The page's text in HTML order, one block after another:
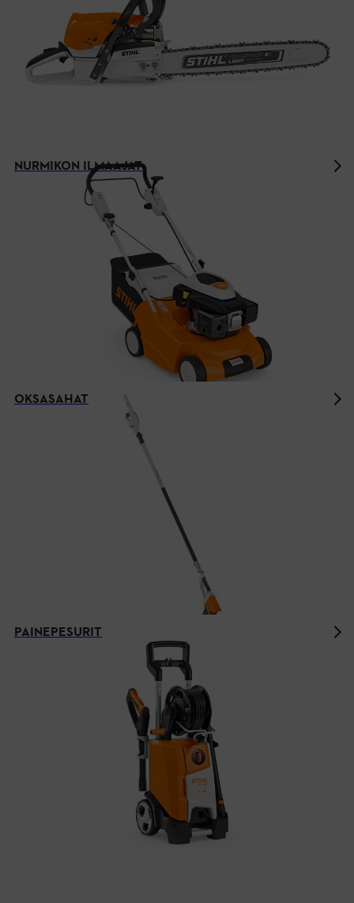
NURMIKON ILMAAJAT
OKSASAHAT
PAINEPESURIT
STIHLin akkutekniikka AK-
AK-järjestelmän varusteet ja toiminta